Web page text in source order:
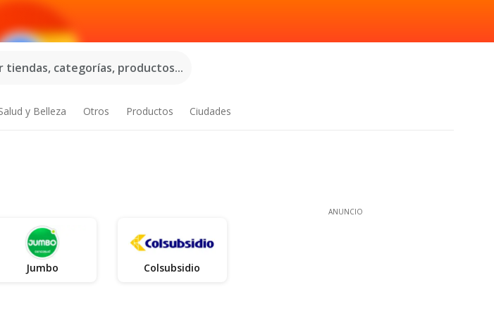
tiendas, categorías, productos...
y Belleza Otros Productos Ciudades
Jumbo Colsubsidio
ANUNCIO